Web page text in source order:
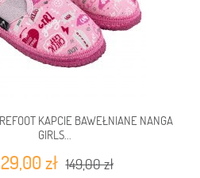
KAPCIE BAWEŁNIANE NANGA
GIRLS...
zł 149,00 zł